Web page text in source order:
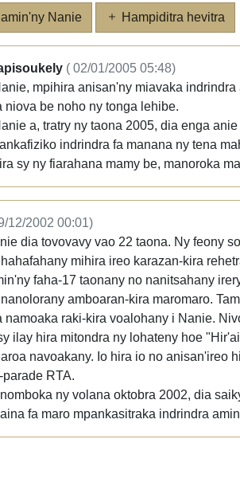
Nanie Hampiditra hevitra
( 02/01/2005 05:48)
mpihira anisan'ny miavaka
niova be noho ny tonga lehibe.
a, tratry ny taona 2005, dia enga
indrindra fa manana ny tena
sy ny fiarahana mamy be, manoroka
12/2002 00:01)
dia tovovavy vao 22 taona. Ny feony
mihira ireo karazan-kira
faha-17 taonany no nanitsahany
amboaran-kira maromaro.
namoaka raki-kira voalohany i Nanie.
ilay hira mitondra ny lohateny hoe
navoakany. Io hira io no anisan'ireo
parade RTA.
ny volana oktobra 2002, dia
fa maro mpankasitraka indrindra